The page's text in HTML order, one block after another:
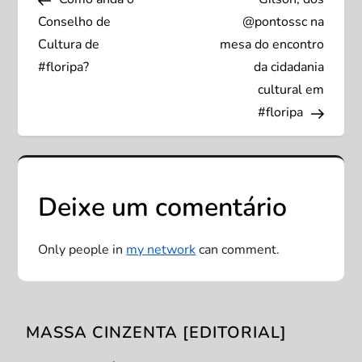
a
v
g
a
ç
ã
o
d
Conselho de
Cultura de
#floripa?
@pontossc na
mesa do encontro
da cidadania
cultural em
#floripa
Deixe um comentário
Only people inmy networkcan comment.
MASSA CINZENTA [EDITORIAL]